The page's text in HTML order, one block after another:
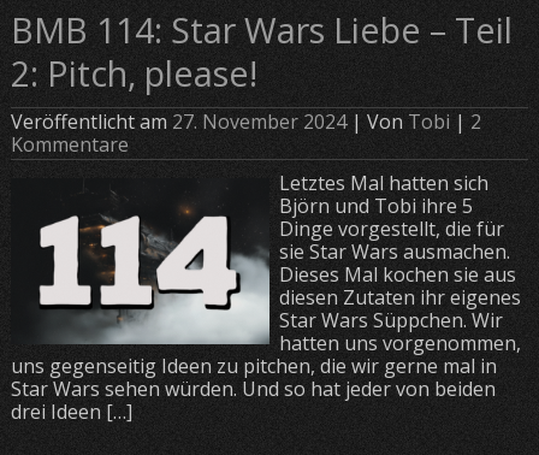
BMB 114: Star Wars Liebe – Teil
2: Pitch, please!
Veröffentlicht am 27. November 2024| Von Tobi | 2
Kommentare
Letztes Mal hatten sich
Björn und Tobi ihre 5
Dinge vorgestellt, die für
sie Star Wars ausmachen.
Dieses Mal kochen sie aus
diesen Zutaten ihr eigenes
Star Wars Süppchen. Wir
hatten uns vorgenommen,
uns gegenseitig Ideen zu pitchen, die wir gerne mal in
Star Wars sehen würden. Und so hat jeder von beiden
drei Ideen […]